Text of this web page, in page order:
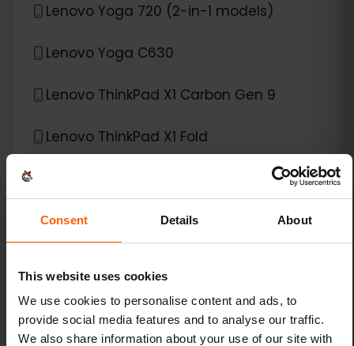
Consent Details About
This website uses cookies
We use cookies to personalise content and ads, to
provide social media features and to analyse our traffic.
We also share information about your use of our site with
Lenovo Yoga 720 (2-in-1 models)
Lenovo Yoga C630
Lenovo ThinkPad X1 Carbon Gen 9
Lenovo ThinkPad X1 Fold
eSIM 호환 기기Microsoft*